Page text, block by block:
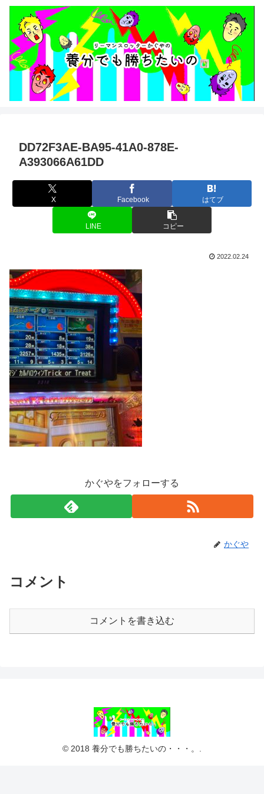
DD72F3AE-BA95-41A0-878E-
A393066A61DD
X Facebook はてブ
LINE コピー
2022.02.24
かぐやをフォローする
かぐや
コメント
コメントを書き込む
© 2018 養分でも勝ちたいの・・・。.